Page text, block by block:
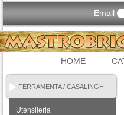
Email
HOME
FERRAMENTA / CASALINGHI
Utensileria